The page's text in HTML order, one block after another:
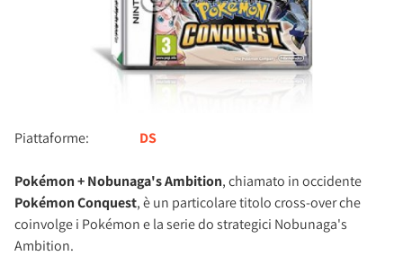
Piattaforme: DS
Pokémon + Nobunaga's Ambition, chiamato in occidente
Pokémon Conquest, è un particolare titolo cross-over che
coinvolge i Pokémon e la serie do strategici Nobunaga's
Ambition.